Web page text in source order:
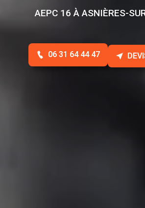
AEPC 16 À ASNIÈRES-
06 31 64 44 47